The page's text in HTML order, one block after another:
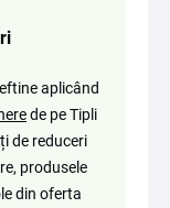
aplicând
de pe Tipli
de reduceri
produsele
din oferta